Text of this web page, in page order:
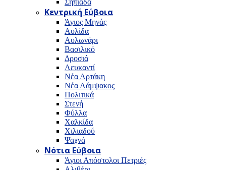
Σηπιάδα
Κεντρική Εύβοια
Άγιος Μηνάς
Αυλίδα
Αυλωνάρι
Βασιλικό
Δροσιά
Λευκαντί
Νέα Αρτάκη
Νέα Λάμψακος
Πολιτικά
Στενή
Φύλλα
Χαλκίδα
Χιλιαδού
Ψαχνά
Νότια Εύβοια
Άγιοι Απόστολοι Πετριές